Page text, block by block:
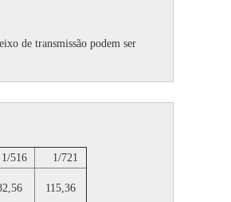
de transmissão podem ser
516 1/721
115,36